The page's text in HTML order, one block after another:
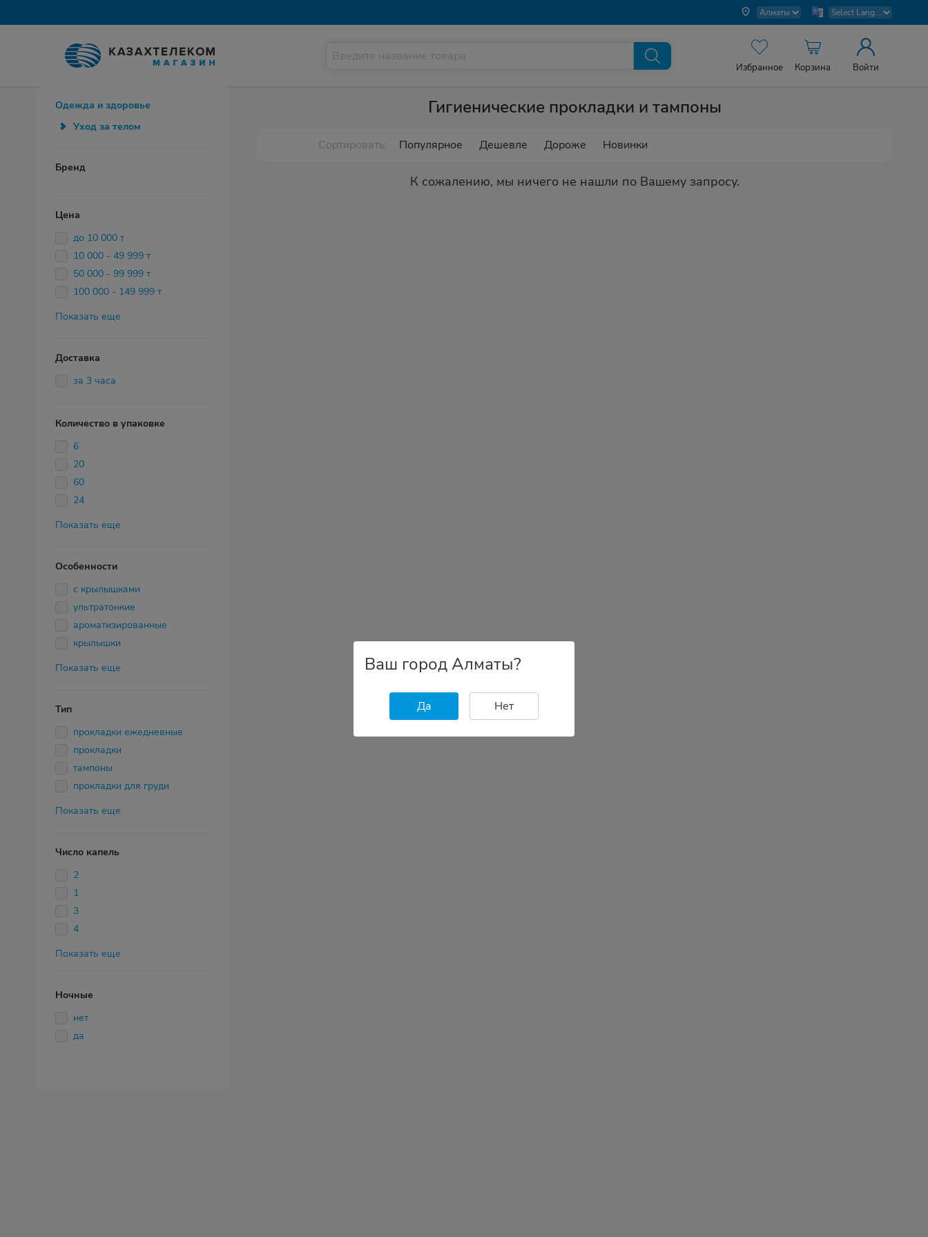
Избранное Корзина Войти
Одежда и здоровье
Уход за телом
Бренд
Цена
до 10 000 т
10 000 - 49 999 т
50 000 - 99 999 т
100 000 - 149 999 т
Показать еще
Доставка
за 3 часа
Количество в упаковке
6
20
60
24
Показать еще
Особенности
с крылышками
ультратонкие
ароматизированные
крылышки
Показать еще
Тип
прокладки ежедневные
прокладки
тампоны
прокладки для груди
Показать еще
Число капель
2
1
3
4
Показать еще
Ночные
нет
да
Гигиенические прокладки и тампоны
Сортировать: Популярное Дешевле Дороже Новинки
К сожалению, мы ничего не нашли по Вашему запросу.
Ваш город Алматы?
Да Нет